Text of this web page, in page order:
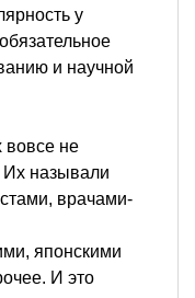
у
и научной
вовсе не
называли
врачами-
японскими
И это